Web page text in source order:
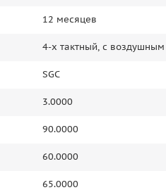
12 месяцев
4-х тактный, с
SGC
3.0000
90.0000
60.0000
65.0000